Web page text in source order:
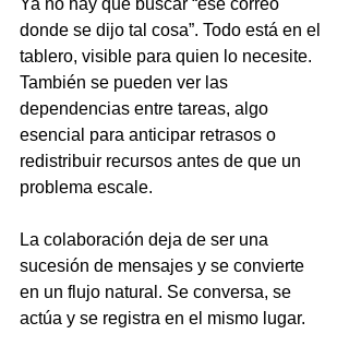
Ya no hay que buscar “ese correo
donde se dijo tal cosa”. Todo está en el
tablero, visible para quien lo necesite.
También se pueden ver las
dependencias entre tareas, algo
esencial para anticipar retrasos o
redistribuir recursos antes de que un
problema escale.
La colaboración deja de ser una
sucesión de mensajes y se convierte
en un flujo natural. Se conversa, se
actúa y se registra en el mismo lugar.